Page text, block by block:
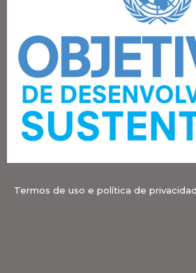
Termos de uso e política de